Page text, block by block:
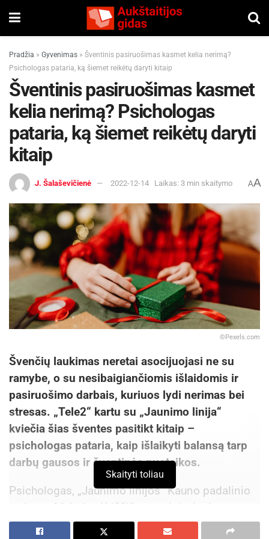
Pradžia » Gyvenimas » Šventinis pasiruošimas kasmet kelia nerimą?
Psichologas pataria, ką šiemet reikėtų daryti kitaip
Šventinis pasiruošimas kasmet
kelia nerimą? Psichologas
pataria, ką šiemet reikėtų daryti
kitaip
J. Šalaševičienė 2022-12-14 Laikas: 3 min skaitymo AA
©Pexels.com
Švenčių laukimas neretai asocijuojasi ne su
ramybe, o su nesibaigiančiomis išlaidomis ir
pasiruošimo darbais, kuriuos lydi nerimas bei
stresas. „Tele2“ kartu su „Jaunimo linija“
kviečia šias šventes pasitikt kitaip –
psichologas pataria, kaip išlaikyti balansą tarp
darbų gausos ir šventinės nuotaikos.
Psichologas, „Jaunimo linijos“ Kauno padalinio
vadovas Mykolas Kriščiūnas, teigia, kad
šventiniu laikotarpiu patiriame daugiau streso nei
Skaityti toliau